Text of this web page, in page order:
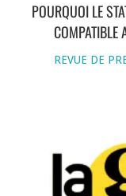
POURQUOI LE
COMPATIBLE
REVUE DE